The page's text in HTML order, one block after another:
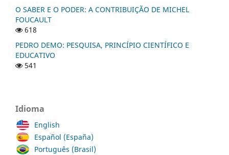
O SABER E O PODER: A CONTRIBUIÇÃO DE MICHEL
FOUCAULT
618
PEDRO DEMO: PESQUISA, PRINCÍPIO CIENTÍFICO E
EDUCATIVO
541
Idioma
English
Español (España)
Português (Brasil)